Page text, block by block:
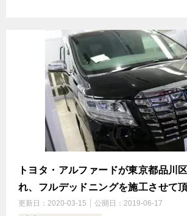
トヨタ・アルファードが東京都品川
れ、フルデッドニングを施工させて
更新日： 2020-03-15 公開日： 2019-06-17